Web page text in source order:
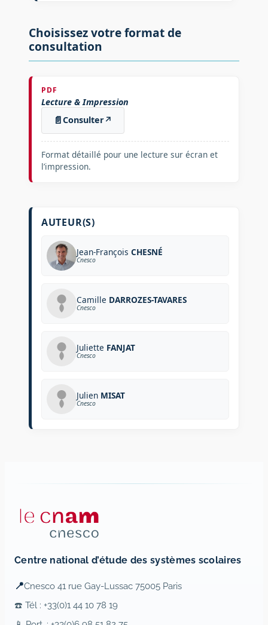
Choisissez votre format de
consultation
PDF
Lecture & Impression
📄Consulter↗
Format détaillé pour une lecture sur écran et
l’impression.
AUTEUR(S)
Jean-François CHESNÉ
Cnesco
Camille DARROZES-TAVARES
Cnesco
Juliette FANJAT
Cnesco
Julien MISAT
Cnesco
Centre national d’étude des systèmes scolaires
📍Cnesco 41 rue Gay-Lussac 75005 Paris
☎️ Tél : +33(0)1 44 10 78 19